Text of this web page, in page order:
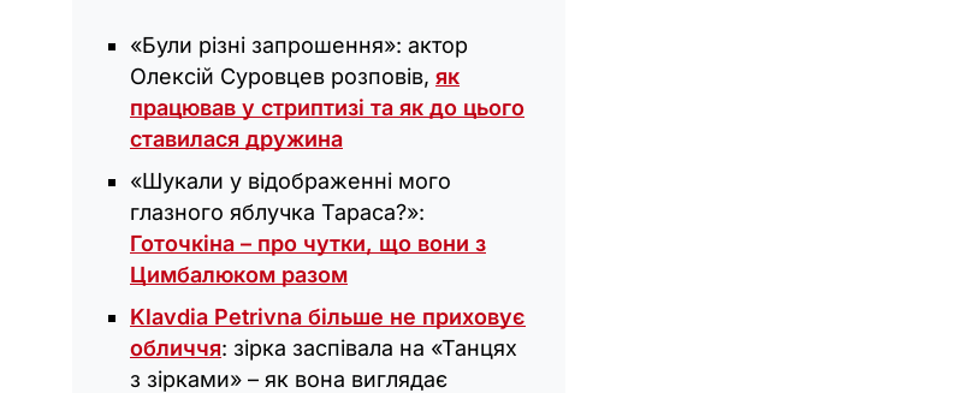
«Були різні запрошення»: актор
Олексій Суровцев розповів, як
працював у стриптизі та як до цього
ставилася дружина
«Шукали у відображенні мого
глазного яблучка Тараса?»:
Готочкіна – про чутки, що вони з
Цимбалюком разом
Klavdia Petrivna більше не приховує
обличчя: зірка заспівала на «Танцях
з зірками» – як вона виглядає